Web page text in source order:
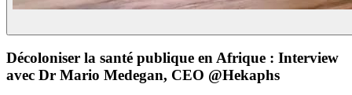
Décoloniser la santé publique en Afrique : Interview
avec Dr Mario Medegan, CEO @Hekaphs